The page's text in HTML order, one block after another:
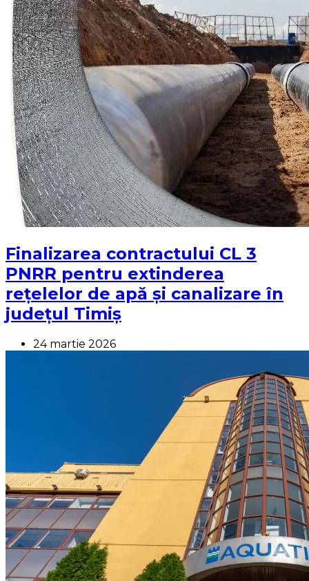
Finalizarea contractului CL 3
PNRR pentru extinderea
rețelelor de apă și canalizare în
județul Timiș
24 martie 2026